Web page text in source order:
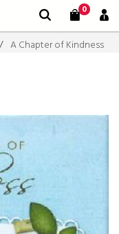
0
A Chapter of Kindness